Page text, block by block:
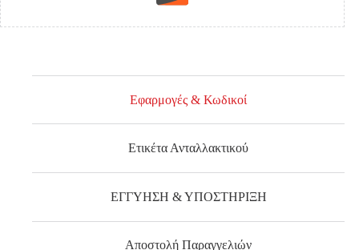
Εφαρμογές & Κωδικοί
Ετικέτα Ανταλλακτικού
ΕΓΓΥΗΣΗ & ΥΠΟΣΤΗΡΙΞΗ
Αποστολή Παραγγελιών